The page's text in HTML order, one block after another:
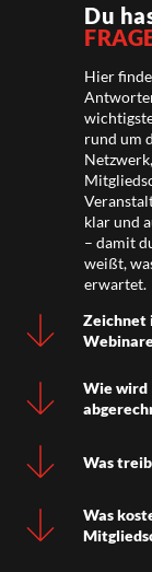
Du
Hier
rund um
Netzwerk,
klar und
– damit
weißt,
erwartet.
Zeichnet
Wie wird
Was
Was